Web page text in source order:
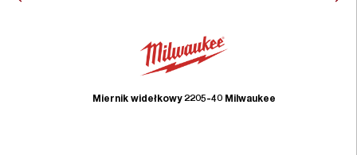
Miernik widełkowy 2205-40 Milwaukee